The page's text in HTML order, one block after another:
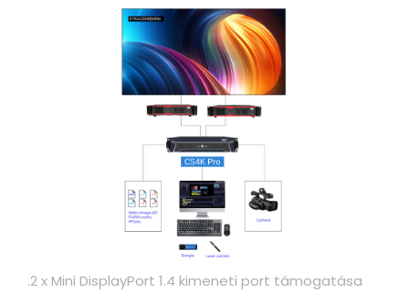
.2 x Mini DisplayPort 1.4 kimeneti port támogatása